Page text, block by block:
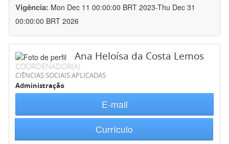
Vigência: Mon Dec 11 00:00:00 BRT 2023-Thu Dec 31
00:00:00 BRT 2026
Ana Heloísa da Costa Lemos
COORDENADOR(A)
CIÊNCIAS SOCIAIS APLICADAS
Administração
E-mail
Currículo